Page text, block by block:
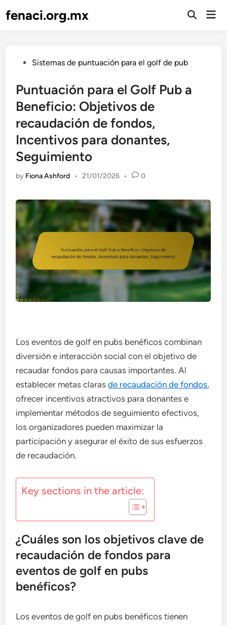
tofenaci.org.mx
Open
PostedSistemas de puntuación para el golf de pub
Puntuación para el Golf Pub a
Beneficio: Objetivos de
recaudación de fondos,
Incentivos para donantes,
Seguimiento
by Fiona Ashford • 21/01/2026 • 0
Los eventos de golf en pubs benéficos combinan
diversión e interacción social con el objetivo de
recaudar fondos para causas importantes. Al
establecer metas clarasde recaudación de fondos,
ofrecer incentivos atractivos para donantes e
implementar métodos de seguimiento efectivos,
los organizadores pueden maximizar la
participación y asegurar el éxito de sus esfuerzos
de recaudación.
Key sections in the article:
¿Cuáles son los objetivos clave de
recaudación de fondos para
eventos de golf en pubs
benéficos?
Los eventos de golf en pubs benéficos tienen